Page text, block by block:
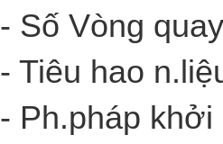
- Số Vòng
- Tiêu hao
- Ph.pháp